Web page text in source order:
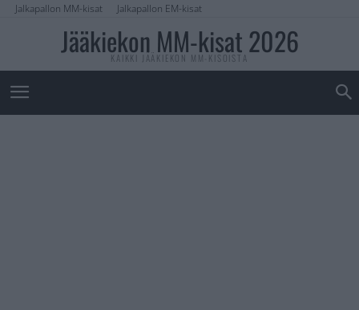
Jalkapallon MM-kisat Jalkapallon EM-kisat
Jääkiekon MM-kisat 2026
KAIKKI JÄÄKIEKON MM-KISOISTA